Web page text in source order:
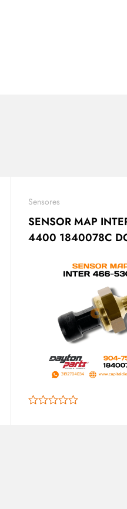
Sensores
SENSOR MAP
4400 1840078C